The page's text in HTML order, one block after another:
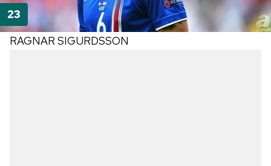
RAGNAR SIGURDSSON